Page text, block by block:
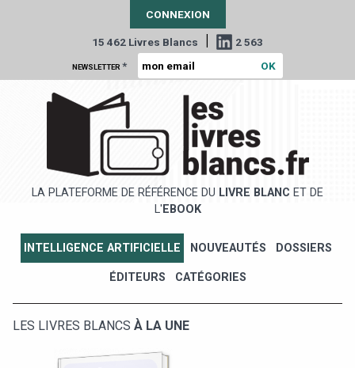
CONNEXION
15 462 Livres Blancs | 2 563
NEWSLETTER *
LA PLATEFORME DE RÉFÉRENCE DU LIVRE BLANC ET DE
L' EBOOK
INTELLIGENCE ARTIFICIELLE NOUVEAUTÉS DOSSIERS
ÉDITEURS CATÉGORIES
LES LIVRES BLANCS À LA UNE